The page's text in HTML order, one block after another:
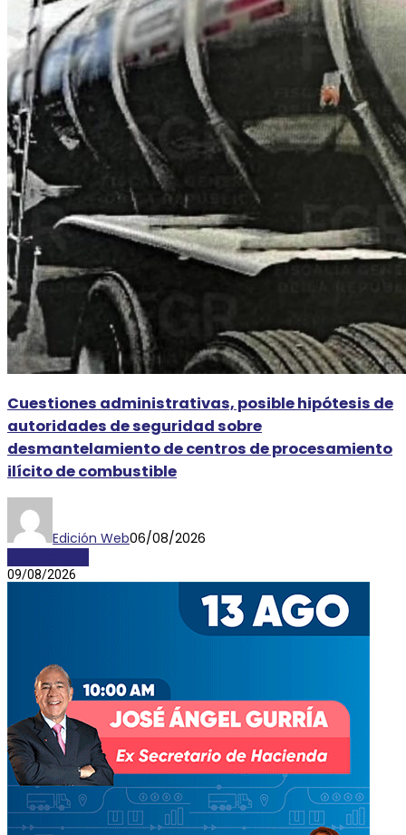
Cuestiones administrativas, posible hipótesis de
autoridades de seguridad sobre
desmantelamiento de centros de procesamiento
ilícito de combustible
Edición Web06/08/2026
09/08/2026